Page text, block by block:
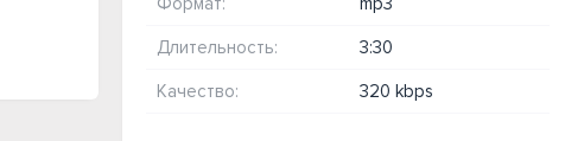
Длительность: 3:30
Качество: 320 kbps